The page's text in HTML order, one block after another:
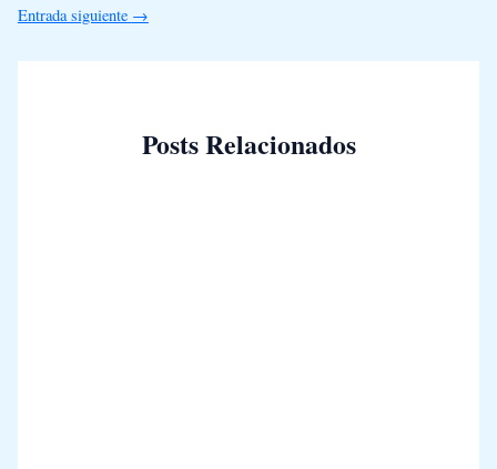
Entrada siguiente →
Posts Relacionados